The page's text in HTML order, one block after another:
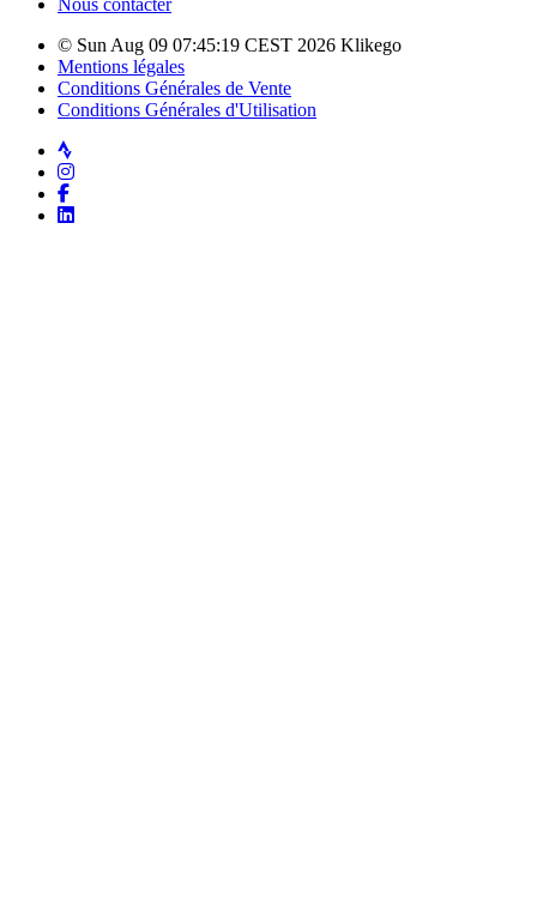
Nous contacter
© Sun Aug 09 07:45:19 CEST 2026 Klikego
Mentions légales
Conditions Générales de Vente
Conditions Générales d'Utilisation
Strava
Instagram
Facebook